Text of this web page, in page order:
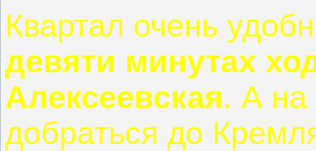
Квартал очень
девяти минутах
Алексеевская. А на
добраться до